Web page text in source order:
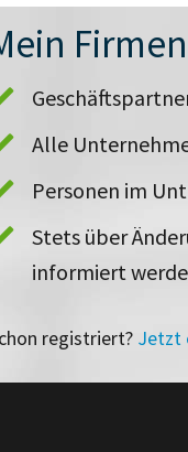
Alle
Personen im
Stets über
informiert
registriert? Jetzt